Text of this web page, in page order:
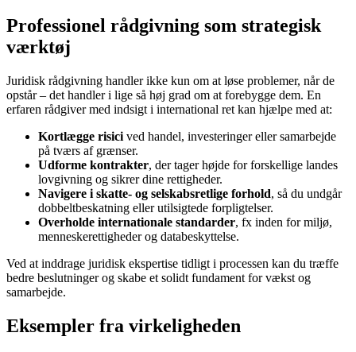
Professionel rådgivning som strategisk
værktøj
Juridisk rådgivning handler ikke kun om at løse problemer, når de
opstår – det handler i lige så høj grad om at forebygge dem. En
erfaren rådgiver med indsigt i international ret kan hjælpe med at:
Kortlægge risici ved handel, investeringer eller samarbejde
på tværs af grænser.
Udforme kontrakter, der tager højde for forskellige landes
lovgivning og sikrer dine rettigheder.
Navigere i skatte- og selskabsretlige forhold, så du undgår
dobbeltbeskatning eller utilsigtede forpligtelser.
Overholde internationale standarder, fx inden for miljø,
menneskerettigheder og databeskyttelse.
Ved at inddrage juridisk ekspertise tidligt i processen kan du træffe
bedre beslutninger og skabe et solidt fundament for vækst og
samarbejde.
Eksempler fra virkeligheden